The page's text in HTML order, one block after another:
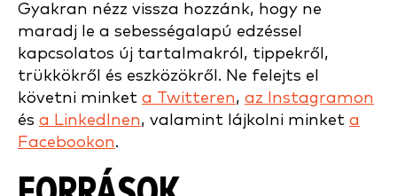
Gyakran nézz vissza hozzánk, hogy ne
maradj le a sebességalapú edzéssel
kapcsolatos új tartalmakról, tippekről,
trükkökről és eszközökről. Ne felejts el
követni minket a Twitteren, az Instagramon
és a LinkedInen, valamint lájkolni minket a
Facebookon.